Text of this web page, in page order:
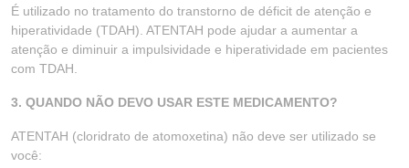
É utilizado no tratamento do transtorno de déficit de atenção e
hiperatividade (TDAH). ATENTAH pode ajudar a aumentar a
atenção e diminuir a impulsividade e hiperatividade em pacientes
com TDAH.
3. QUANDO NÃO DEVO USAR ESTE MEDICAMENTO?
ATENTAH (cloridrato de atomoxetina) não deve ser utilizado se
você: